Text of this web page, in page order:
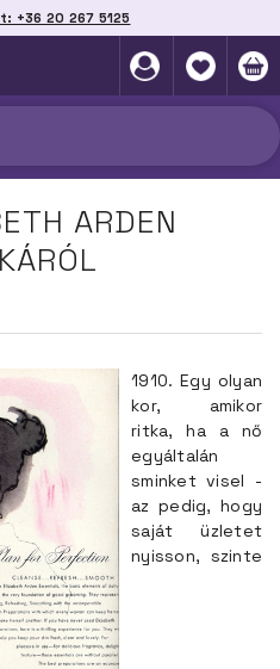
+36 20 267 5125
ARDEN
1910. Egy olyan
kor, amikor
ritka, ha a nő
egyáltalán
sminket visel -
az pedig, hogy
saját üzletet
nyisson, szinte